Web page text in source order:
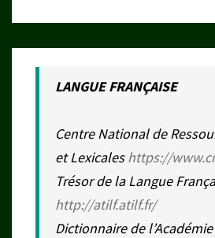
LANGUE FRANÇAISE
Centre National de
et Lexicaleshttps://
Trésor de la Langue
http://atilf.atilf.fr/
Dictionnaire de